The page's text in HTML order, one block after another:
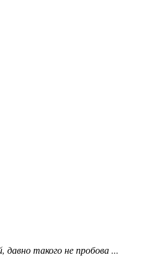
такого не пробова ...